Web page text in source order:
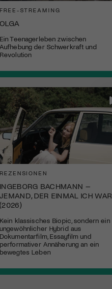
STREAMING
Teenagerleben zwischen
der Schwerkraft und
BACHMANN –
DER EINMAL ICH WAR
klassisches Biopic, sondern ein
Hybrid aus
Essayfilm und
Annäherung an ein
Leben